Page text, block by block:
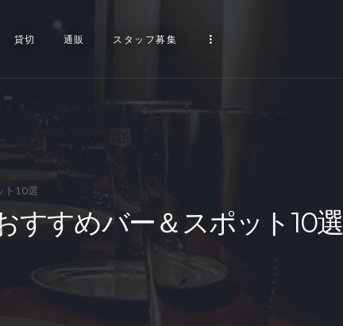
貸切 通販 スタッフ募集
ト10選
すすめバー＆スポット10選